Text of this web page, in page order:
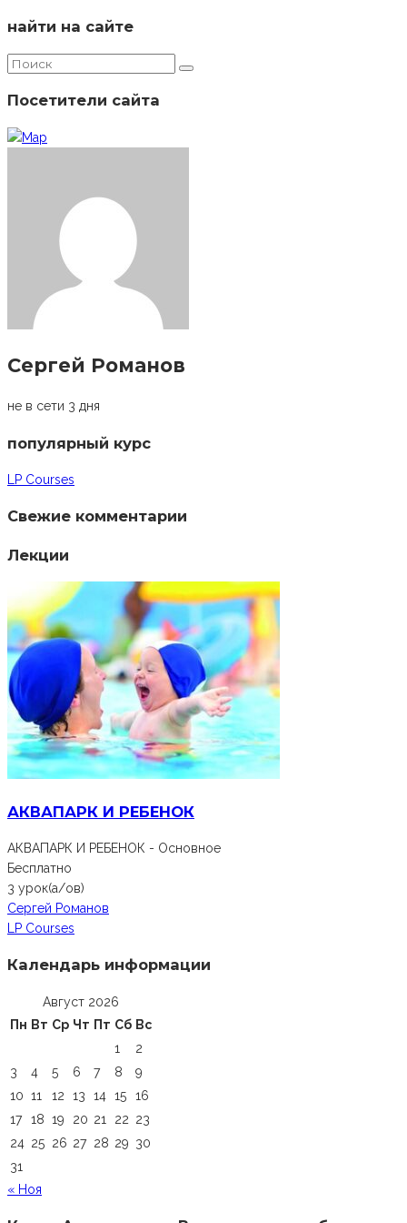
найти на сайте
Посетители сайта
Сергей Романов
не в сети 3 дня
популярный курс
LP Courses
Свежие комментарии
Лекции
АКВАПАРК И РЕБЕНОК
АКВАПАРК И РЕБЕНОК - Основное
Бесплатно
3 урок(а/ов)
Сергей Романов
LP Courses
Календарь информации
Август 2026
Пн Вт Ср Чт Пт Сб Вс
1
2
3
4 5 6 7 8
9
10 11 12 13 14 15
16
17
18 19 20 21 22 23
24 25 26 27 28 29 30
31
« Ноя